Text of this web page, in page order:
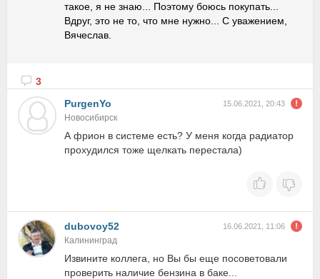
такое, я не знаю... Поэтому боюсь покупать...
Вдруг, это не то, что мне нужно... С уважением,
Вячеслав.
3
PurgenYo
15.06.2021, 20:43
Новосибирск
А фрион в системе есть? У меня когда радиатор
прохудился тоже щелкать перестала)
dubovoy52 16.06.2021, 11:06
Калининград
Извините коллега, но Вы бы еще посоветовали
проверить наличие бензина в баке...